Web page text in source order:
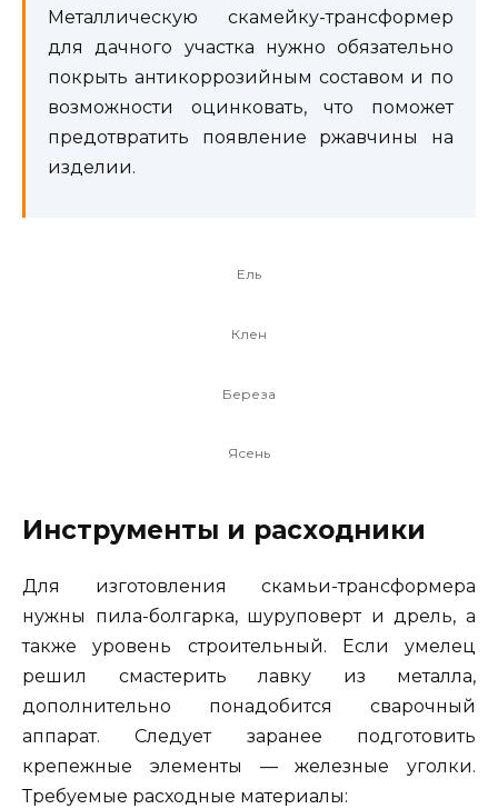
Металлическую скамейку-трансформер
для дачного участка нужно обязательно
покрыть антикоррозийным составом и по
возможности оцинковать, что поможет
предотвратить появление ржавчины на
изделии.
Ель
Клен
Береза
Ясень
Инструменты и расходники
Для изготовления скамьи-трансформера
нужны пила-болгарка, шуруповерт и дрель, а
также уровень строительный. Если умелец
решил смастерить лавку из металла,
дополнительно понадобится сварочный
аппарат. Следует заранее подготовить
крепежные элементы — железные уголки.
Требуемые расходные материалы: